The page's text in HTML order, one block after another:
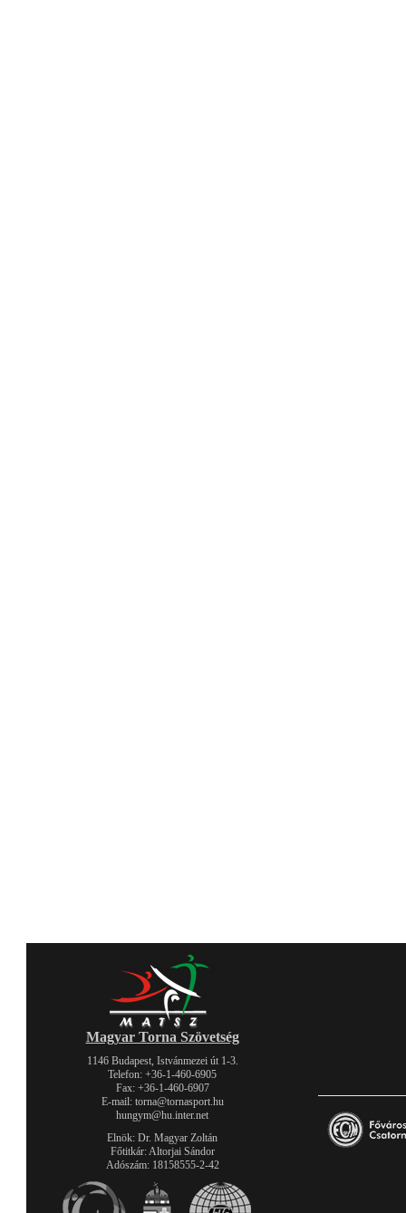
Magyar Torna Szövetség
1146 Budapest, Istvánmezei út 1-3.
Telefon: +36-1-460-6905
Fax: +36-1-460-6907
E-mail: torna@tornasport.hu
hungym@hu.inter.net
Elnök: Dr. Magyar Zoltán
Főtitkár: Altorjai Sándor
Adószám: 18158555-2-42